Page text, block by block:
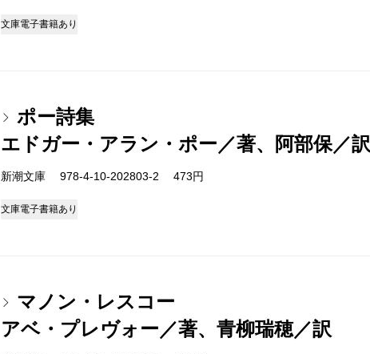
文庫電子書籍あり
ポー詩集
エドガー・アラン・ポー／著、阿部保／訳
新潮文庫 978-4-10-202803-2 473円
文庫電子書籍あり
マノン・レスコー
アベ・プレヴォー／著、青柳瑞穂／訳